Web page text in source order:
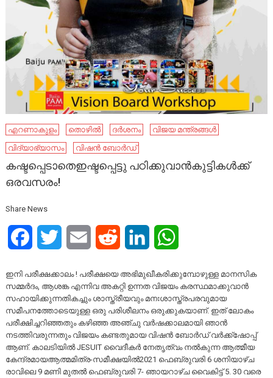
എറണാകുളം തൊഴിൽ ദർശനം
വിജയ മന്ത്രങ്ങൾ
വിദ്യാഭ്യാസം
വിഷൻ ബോർഡ്
കഷ്ടപ്പെടാതെഇഷ്ടപ്പെട്ടു പഠിക്കുവാൻകുട്ടികൾക്ക്
ഒരവസരം!
Share News
FacebookTwitter Email Reddit LinkedIn
ഇനി പരീക്ഷക്കാലം ! പരീക്ഷയെ അഭിമുഖീകരിക്കുമ്പോഴുള്ള മാനസിക
സമ്മർദം, ആശങ്ക എന്നിവ അകറ്റി ഉന്നത വിജയം കരസ്ഥമാക്കുവാൻ
സഹായിക്കുന്നതികച്ചും ശാസ്ത്രീയവും മനഃശാസ്ത്രപരവുമായ
സമീപനത്തോടെയുള്ള ഒരു പരിശീലനം ഒരുക്കുകയാണ്. ഇത് ലോകം
പരീക്ഷിച്ചറിഞ്ഞതും കഴിഞ്ഞ അഞ്ചു വർഷക്കാലമായി ഞാൻ
നടത്തിവരുന്നതും വിജയം കണ്ടതുമായ വിഷൻ ബോർഡ് വർക്ക്ഷോപ്പ്
ആണ്. കാലടിയിൽ JESUIT വൈദീകർ നേതൃത്വം നൽകുന്ന ആത്മീയ
കേന്ദ്രമായആത്മമിത്ര-സമീക്ഷയിൽ2021 ഫെബ്രുവരി 6 ശനിയാഴ്ച
രാവിലെ 9 മണി മുതൽ ഫെബ്രുവരി 7- ഞായറാഴ്ച വൈകിട്ട് 5. 30 വരെ